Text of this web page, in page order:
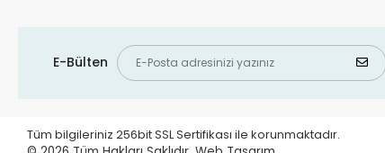
E-Bülten
Tüm bilgileriniz 256bit SSL Sertifikası ile korunmaktadır.